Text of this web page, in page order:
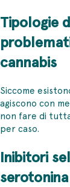
Tipologie
cannabis
Siccome
agiscono con
non fare di
per caso.
Inibitori
serotonina